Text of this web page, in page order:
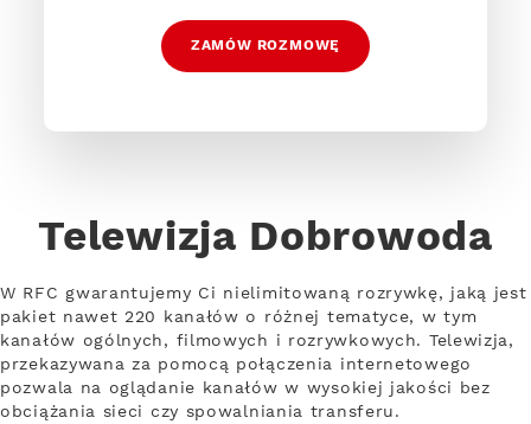
ZAMÓW ROZMOWĘ
Telewizja Dobrowoda
W RFC gwarantujemy Ci nielimitowaną rozrywkę, jaką jest
pakiet nawet 220 kanałów o różnej tematyce, w tym
kanałów ogólnych, filmowych i rozrywkowych. Telewizja,
przekazywana za pomocą połączenia internetowego
pozwala na oglądanie kanałów w wysokiej jakości bez
obciążania sieci czy spowalniania transferu.